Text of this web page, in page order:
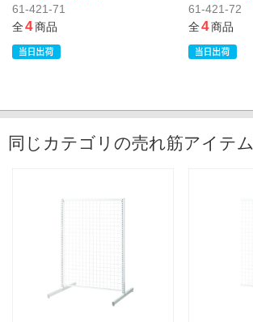
61-421-71
全4商品
61-421-72
全4商品
同じカテゴリの売れ筋アイテム